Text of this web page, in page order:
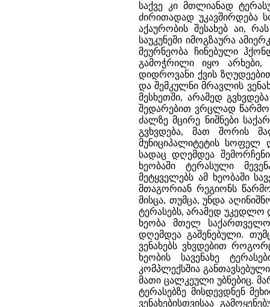
საქვე კი მთლიანად
ძირითადად უკავშირდება
აქაურობის შესახებ აი,
საუკუნეში იმოგზაურა
მეურნეობა ჩინებული
გამოჭრილი იყო არხები,
დიდროვანი ქვის
და შემკულნი მრავლის
მესხეთში, არამედ
შედარებით ვრცლად
ძალზე მცირე ნიშნები
გვხვდება, მათ შორის
მუნიციპალიტეტის სოფელ
სადაც დღემდეა
ხეობაში ტერასული
მეტყველებს ამ ხეობაში
მთაგორიან რეგიონს
მისცა, თუმცა, უნდა
ტერასებს, არამედ უკედლო
ხეობა მთელ
დღემდეა გაშენებული.
ვენახებს ვხვდებით
ხეობის სავენახე
კომპლექსშია
მათი ცალკეული უბნებიც.
ტერასებზე მისდევდნენ
ვენახებისთვისაა